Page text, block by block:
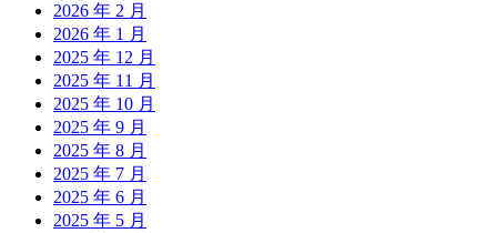
2026 年 2 月
2026 年 1 月
2025 年 12 月
2025 年 11 月
2025 年 10 月
2025 年 9 月
2025 年 8 月
2025 年 7 月
2025 年 6 月
2025 年 5 月